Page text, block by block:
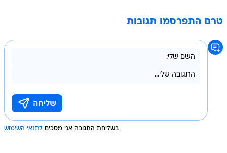
טרם התפרסמו תגובות
בשליחת התגובה אני מסכים לתנאי השימוש